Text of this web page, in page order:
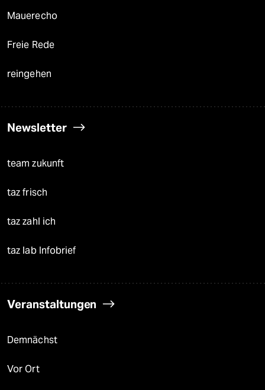
Mauerecho
Freie Rede
reingehen
Newsletter
team zukunft
taz frisch
taz zahl ich
taz lab Infobrief
Veranstaltungen
Demnächst
Vor Ort